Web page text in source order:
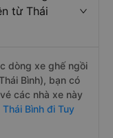
từ Thái
dòng xe ghế ngồi
Bình), bạn có
các nhà xe này
Bình đi Tuy